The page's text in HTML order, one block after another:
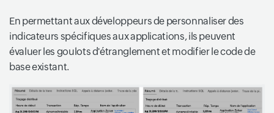
En permettant aux développeurs de personnaliser des
indicateurs spécifiques aux applications, ils peuvent
évaluer les goulots d'étranglement et modifier le code de
base existant.